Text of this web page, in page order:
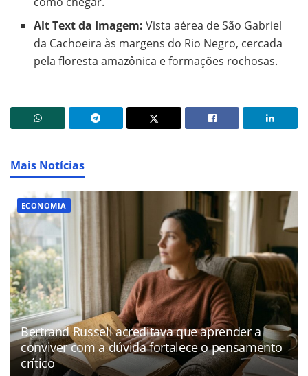
Alt Text da Imagem: Vista aérea de São Gabriel
da Cachoeira às margens do Rio Negro, cercada
pela floresta amazônica e formações rochosas.
Mais Notícias
ECONOMIA
Bertrand Russell acreditava que aprender a
conviver com a dúvida fortalece o pensamento
crítico